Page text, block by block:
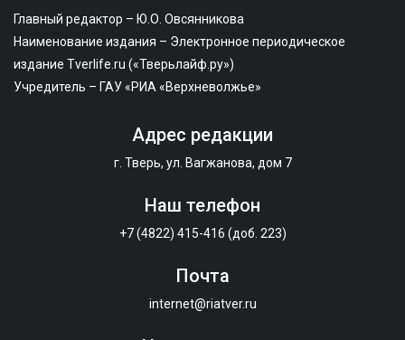
Главный редактор – Ю.О. Овсянникова
Наименование издания – Электронное периодическое
издание Tverlife.ru («Тверьлайф.ру»)
Учредитель – ГАУ «РИА «Верхневолжье»
Адрес редакции
г. Тверь, ул. Вагжанова, дом 7
Наш телефон
+7 (4822) 415-416 (доб. 223)
Почта
internet@riatver.ru